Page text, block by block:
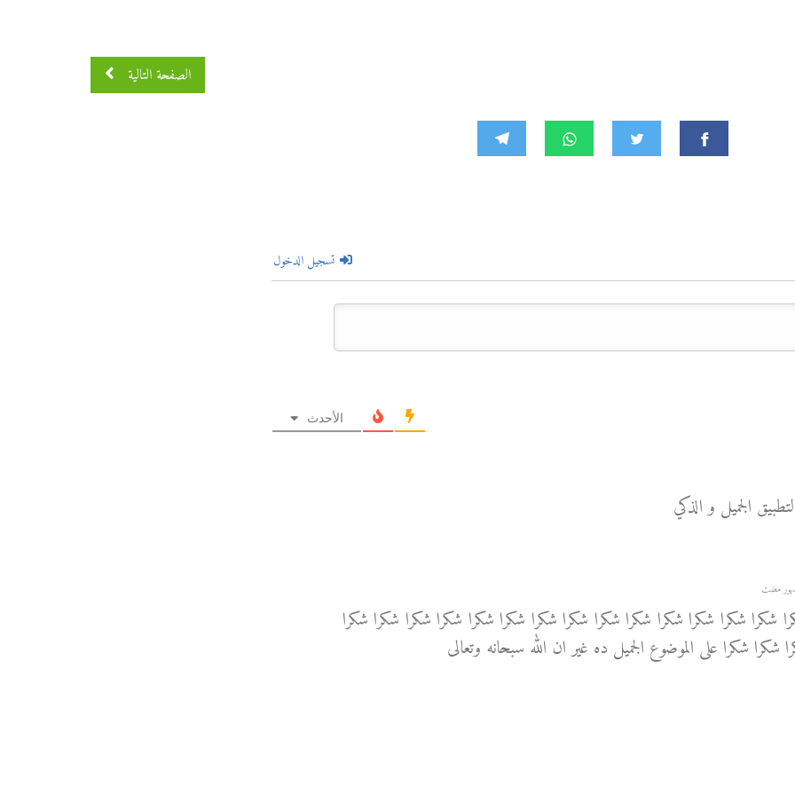
الصفحة التالية
تسجيل الدخول
الأحدث
الجميل و الذكي
شكرا شكرا شكرا شكرا شكرا شكرا شكرا شكرا شكرا شكرا شكرا شكرا شكرا شكرا
شكرا على الموضوع الجميل ده غير ان الله سبحانه وتعالى